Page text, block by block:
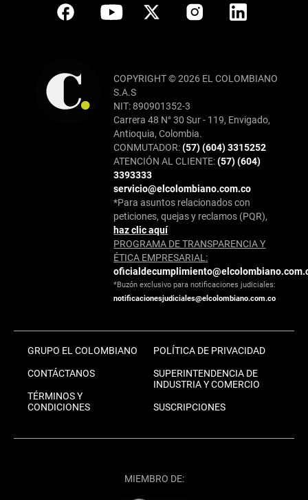
COPYRIGHT © 2026 EL COLOMBIANO
S.A.S
NIT: 890901352-3
Carrera 48 N° 30 Sur - 119, Envigado,
Antioquia, Colombia.
CONMUTADOR:(57) (604) 3315252
ATENCIÓN AL CLIENTE:(57) (604)
3393333
servicio@elcolombiano.com.co
*Para asuntos relacionados con
peticiones, quejas y reclamos (PQR),
haz clic aquí
PROGRAMA DE TRANSPARENCIA Y
ÉTICA EMPRESARIAL:
*Buzón exclusivo para notificaciones judiciales:
notificacionesjudiciales@elcolombiano.com.co
GRUPO EL COLOMBIANO
CONTÁCTANOS
TÉRMINOS Y
CONDICIONES
POLÍTICA DE PRIVACIDAD
SUPERINTENDENCIA DE
INDUSTRIA Y COMERCIO
SUSCRIPCIONES
MIEMBRO DE: